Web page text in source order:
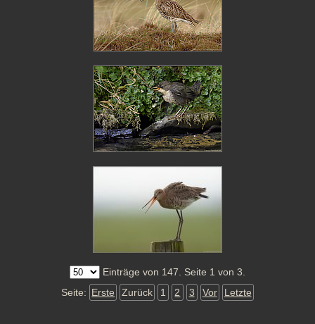
Einträge von 147. Seite 1 von 3.
Seite: Erste Zurück 1 2 3 Vor Letzte